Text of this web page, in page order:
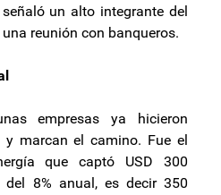
un alto integrante del
reunión con banqueros.
empresas ya hicieron
y marcan el camino. Fue el
que captó USD 300
8% anual, es decir 350